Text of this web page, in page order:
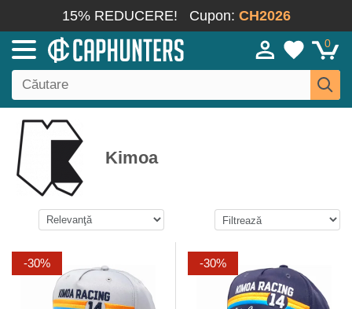
15% REDUCERE! Cupon: CH2026
0
Kimoa
-30% -30%